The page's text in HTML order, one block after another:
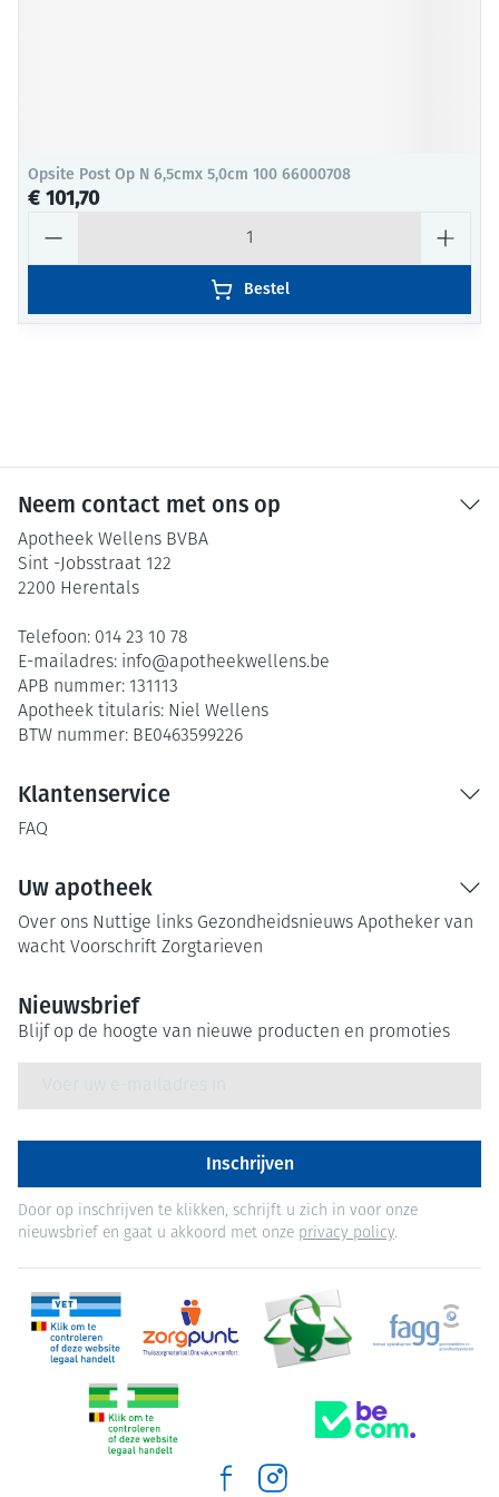
Opsite Post Op N 6,5cmx 5,0cm 100 66000708
€ 101,70
Bestel
Neem contact met ons op
Apotheek Wellens BVBA
Sint -Jobsstraat 122
2200 Herentals
Telefoon: 014 23 10 78
E-mailadres: info@apotheekwellens.be
APB nummer: 131113
Apotheek titularis: Niel Wellens
BTW nummer: BE0463599226
Klantenservice
FAQ
Uw apotheek
Over ons Nuttige links Gezondheidsnieuws Apotheker van
wacht Voorschrift Zorgtarieven
Nieuwsbrief
Blijf op de hoogte van nieuwe producten en promoties
Inschrijven
Door op inschrijven te klikken, schrijft u zich in voor onze
nieuwsbrief en gaat u akkoord met onze privacy policy.